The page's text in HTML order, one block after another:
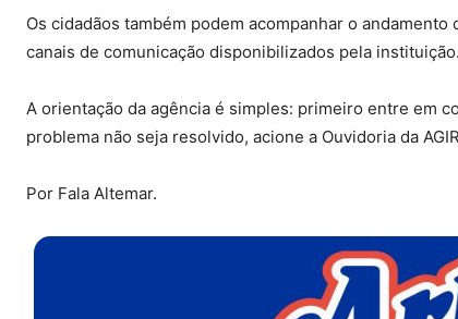
Os cidadãos também podem acompanhar o
canais de comunicação disponibilizados pela instituição.
A orientação da agência é simples: primeiro entre em
problema não seja resolvido, acione a Ouvidoria da
Por Fala Altemar.